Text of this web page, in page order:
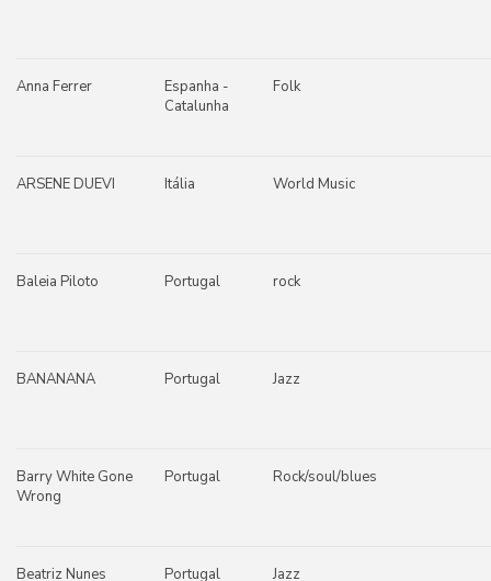
Anna Ferrer
Espanha -
Catalunha
Folk
ARSENE DUEVI Itália World Music
Baleia Piloto Portugal rock
BANANANA Portugal Jazz
Barry White Gone
Wrong
Portugal Rock/soul/blues
Beatriz Nunes Portugal Jazz